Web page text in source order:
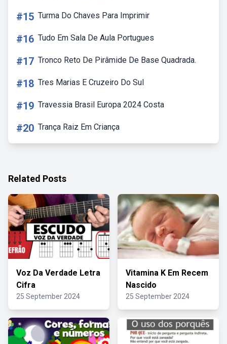
#15 Turma Do Chaves Para Imprimir
#16 Tudo Em Sala De Aula Portugues
#17 Tronco Reto De Pirâmide De Base Quadrada.
#18 Tres Marias E Cruzeiro Do Sul
#19 Travessia Brasil Europa 2024 Costa
#20 Trança Raiz Em Criança
Related Posts
Voz Da Verdade Letra
Cifra
25 September 2024
Vitamina K Em Recem
Nascido
25 September 2024